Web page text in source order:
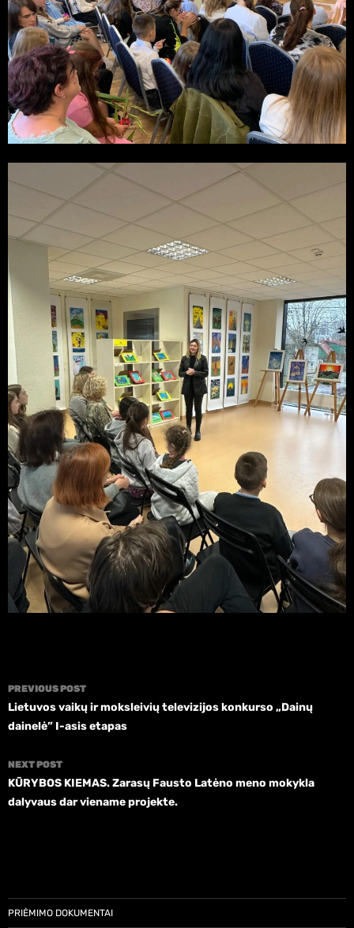
Post
navigation
PREVIOUS POST
Lietuvos vaikų ir moksleivių televizijos konkurso „Dainų
dainelė” I-asis etapas
NEXT POST
KŪRYBOS KIEMAS. Zarasų Fausto Latėno meno mokykla
dalyvaus dar viename projekte.
PRIĖMIMO DOKUMENTAI